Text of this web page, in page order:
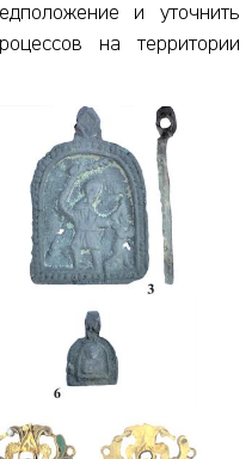
и уточнить
на территории